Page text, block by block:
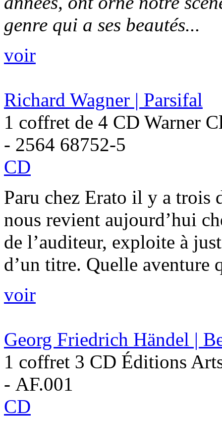
genre qui a ses beautés...
voir
Richard Wagner | Parsifal
1 coffret de 4 CD Warner
- 2564 68752-5
CD
Paru chez Erato il y a trois
nous revient aujourd’hui
de l’auditeur, exploite à
d’un titre. Quelle aventure
voir
Georg Friedrich Händel |
1 coffret 3 CD Éditions
- AF.001
CD